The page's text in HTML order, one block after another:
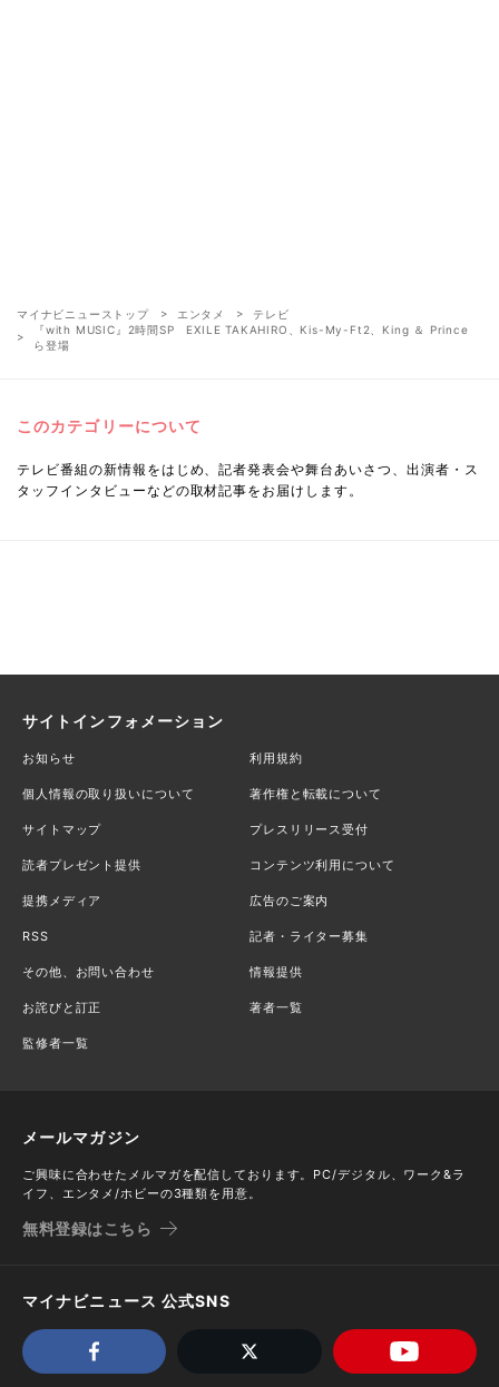
マイナビニューストップ エンタメ
テレビ
『with MUSIC』2時間SP EXILE TAKAHIRO、Kis-My-Ft2、King ＆ Prince
ら登場
このカテゴリーについて
テレビ番組の新情報をはじめ、記者発表会や舞台あいさつ、出演者・ス
タッフインタビューなどの取材記事をお届けします。
サイトインフォメーション
お知らせ 利用規約
個人情報の取り扱いについて 著作権と転載について
サイトマップ プレスリリース受付
読者プレゼント提供 コンテンツ利用について
提携メディア 広告のご案内
RSS 記者・ライター募集
その他、お問い合わせ 情報提供
お詫びと訂正 著者一覧
監修者一覧
メールマガジン
ご興味に合わせたメルマガを配信しております。PC/デジタル、ワーク&ラ
イフ、エンタメ/ホビーの3種類を用意。
無料登録はこちら
マイナビニュース 公式SNS